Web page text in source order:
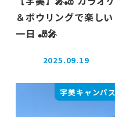
＆ボウリングで楽しい
一日 🎳🎤
投稿日
2025.09.19
宇美キャンパス